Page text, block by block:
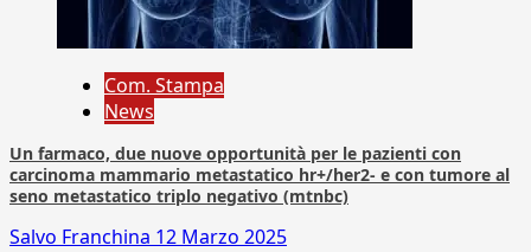
Com. Stampa
News
Un farmaco, due nuove opportunità per le pazienti con
carcinoma mammario metastatico hr+/her2- e con tumore al
seno metastatico triplo negativo (mtnbc)
Salvo Franchina 12 Marzo 2025